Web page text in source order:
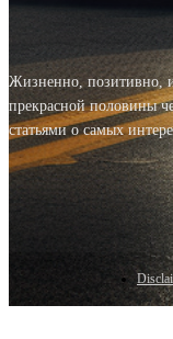
Жизненно, позитивно,
прекрасной половины
статьями о самых